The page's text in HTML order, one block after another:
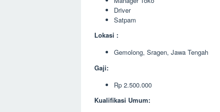
Driver
Satpam
Lokasi :
Gemolong, Sragen, Jawa Tengah
Gaji:
Rp 2.500.000
Kualifikasi Umum: